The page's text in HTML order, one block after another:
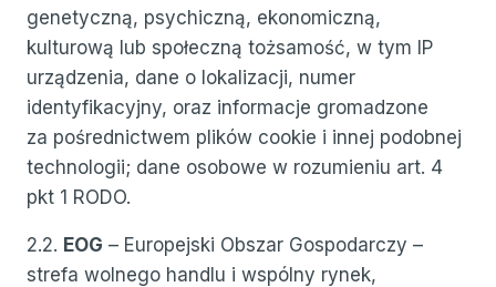
genetyczną, psychiczną, ekonomiczną,
kulturową lub społeczną tożsamość, w tym IP
urządzenia, dane o lokalizacji, numer
identyfikacyjny, oraz informacje gromadzone
za pośrednictwem plików cookie i innej podobnej
technologii; dane osobowe w rozumieniu art. 4
pkt 1 RODO.
2.2. EOG – Europejski Obszar Gospodarczy –
strefa wolnego handlu i wspólny rynek,